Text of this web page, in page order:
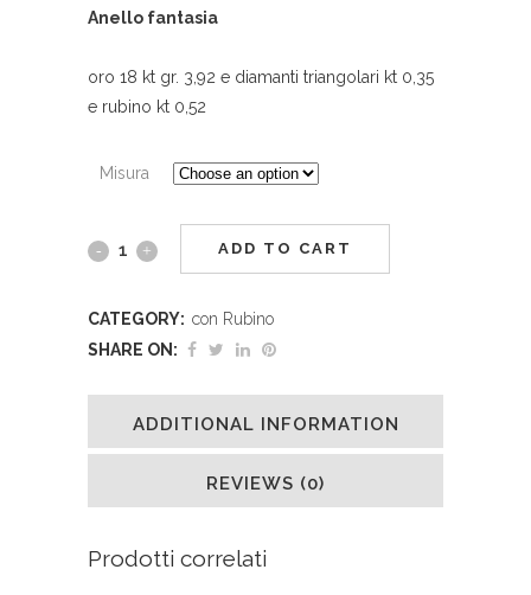
Anello fantasia
oro 18 kt gr. 3,92 e diamanti triangolari kt 0,35
e rubino kt 0,52
Misura
ADD TO CART
CATEGORY: con Rubino
SHARE ON:
ADDITIONAL INFORMATION
REVIEWS (0)
Prodotti correlati